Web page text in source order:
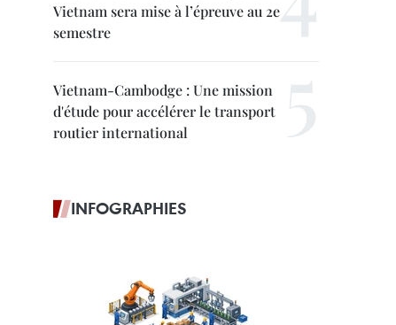
Vietnam sera mise à l’épreuve au 2e
semestre
Vietnam-Cambodge : Une mission
d'étude pour accélérer le transport
routier international
INFOGRAPHIES